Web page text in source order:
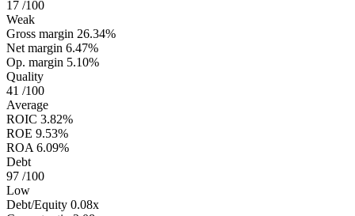
17 /100
Weak
Gross margin 26.34%
Net margin 6.47%
Op. margin 5.10%
Quality
41 /100
Average
ROIC 3.82%
ROE 9.53%
ROA 6.09%
Debt
97 /100
Low
Debt/Equity 0.08x